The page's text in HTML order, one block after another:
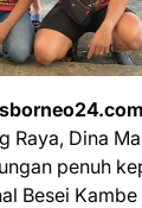
Raya, Dina
penuh
Besei